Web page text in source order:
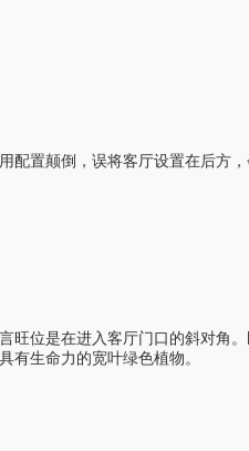
置颠倒，误将客厅设置在后方
位是在进入客厅门口的斜对
有生命力的宽叶绿色植物。